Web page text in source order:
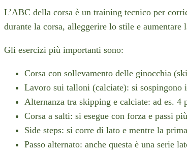
L’ABC della corsa è un training tecnico per
durante la corsa, alleggerire lo stile e
Gli esercizi più importanti sono:
Corsa con sollevamento delle ginocchia
Lavoro sui talloni (calciate): si
Alternanza tra skipping e calciate: ad es.
Corsa a salti: si esegue con forza e passi
Side steps: si corre di lato e mentre la
Passo alternato: anche questa è una serie